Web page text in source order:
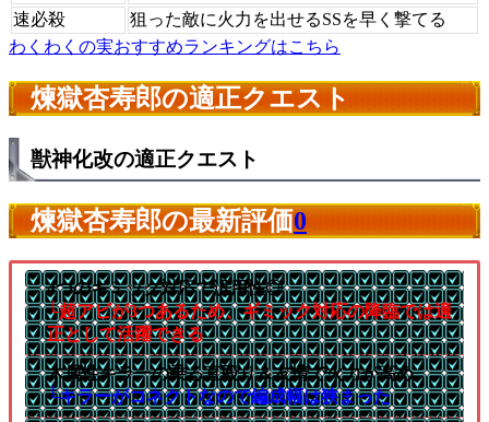
速必殺
狙った敵に火力を出せるSSを早く撃てる
わくわくの実おすすめランキングはこちら
煉獄杏寿郎の適正クエスト
獣神化改の適正クエスト
煉獄杏寿郎の最新評価0
4つのギミック対応で汎用性◎
└超アビが3つあるため、ギミック対応の降臨では適
正として活躍できる
木属性キラーの乗る直殴り＆友情で火力が高め
└キラーがコネクトなので編成幅は狭まった